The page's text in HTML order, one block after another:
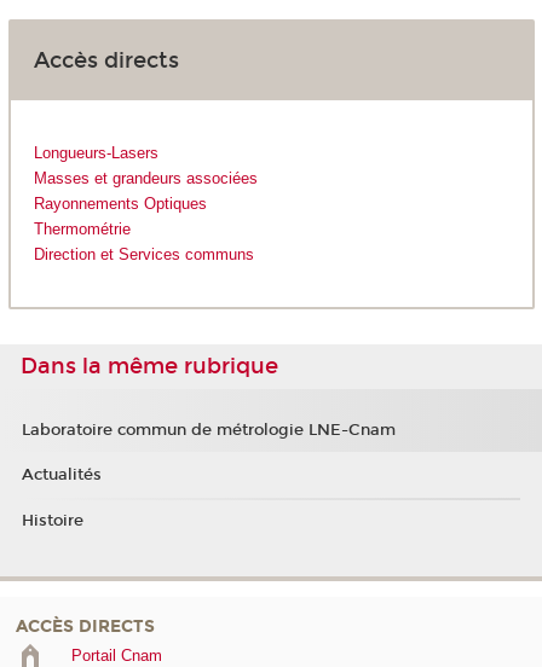
Accès directs
Longueurs-Lasers
Masses et grandeurs associées
Rayonnements Optiques
Thermométrie
Direction et Services communs
Dans la même rubrique
Laboratoire commun de métrologie LNE-Cnam
Actualités
Histoire
ACCÈS DIRECTS
Portail Cnam